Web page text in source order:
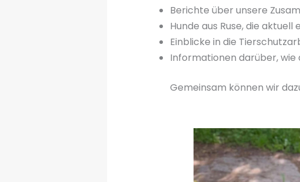
Berichte über unsere
Hunde aus Ruse, die aktuell
Einblicke in die
Informationen darüber, wie
Gemeinsam können wir